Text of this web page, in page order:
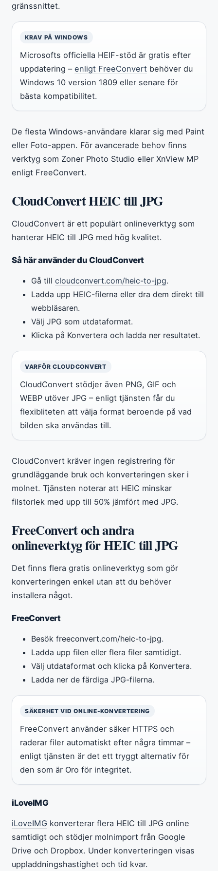
gränssnittet.
KRAV PÅ WINDOWS
Microsofts officiella HEIF-stöd är gratis efter
uppdatering – enligt FreeConvert behöver du
Windows 10 version 1809 eller senare för
bästa kompatibilitet.
De flesta Windows-användare klarar sig med Paint
eller Foto-appen. För avancerade behov finns
verktyg som Zoner Photo Studio eller XnView MP
enligt FreeConvert.
CloudConvert HEIC till JPG
CloudConvert är ett populärt onlineverktyg som
hanterar HEIC till JPG med hög kvalitet.
Så här använder du CloudConvert
Gå till cloudconvert.com/heic-to-jpg.
Ladda upp HEIC-filerna eller dra dem direkt till
webbläsaren.
Välj JPG som utdataformat.
Klicka på Konvertera och ladda ner resultatet.
VARFÖR CLOUDCONVERT
CloudConvert stödjer även PNG, GIF och
WEBP utöver JPG – enligt tjänsten får du
flexibliteten att välja format beroende på vad
bilden ska användas till.
CloudConvert kräver ingen registrering för
grundläggande bruk och konverteringen sker i
molnet. Tjänsten noterar att HEIC minskar
filstorlek med upp till 50% jämfört med JPG.
FreeConvert och andra
onlineverktyg för HEIC till JPG
Det finns flera gratis onlineverktyg som gör
konverteringen enkel utan att du behöver
installera något.
FreeConvert
Besök freeconvert.com/heic-to-jpg.
Ladda upp filen eller flera filer samtidigt.
Välj utdataformat och klicka på Konvertera.
Ladda ner de färdiga JPG-filerna.
SÄKERHET VID ONLINE-KONVERTERING
FreeConvert använder säker HTTPS och
raderar filer automatiskt efter några timmar –
enligt tjänsten är det ett tryggt alternativ för
den som är Oro för integritet.
iLoveIMG
iLoveIMG konverterar flera HEIC till JPG online
samtidigt och stödjer molnimport från Google
Drive och Dropbox. Under konverteringen visas
uppladdningshastighet och tid kvar.